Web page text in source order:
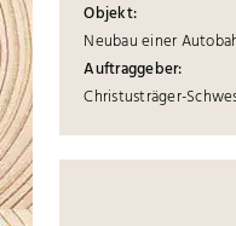
Objekt:
Neubau einer
Auftraggeber:
Christusträger-